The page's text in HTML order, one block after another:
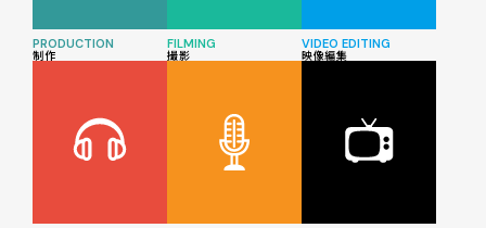
PRODUCTION
制作
FILMING
撮影
VIDEO EDITING
映像編集